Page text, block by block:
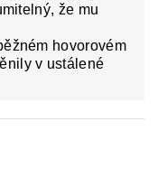
že mu
hovorovém
v ustálené